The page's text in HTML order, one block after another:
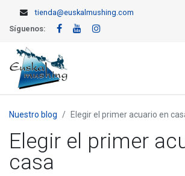
tienda@euskalmushing.com
Síguenos:
Nuestro blog Elegir el primer acuario en
Elegir el primer
casa